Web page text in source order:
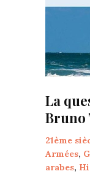
La
Bruno
21ème
Armées,
arabes,